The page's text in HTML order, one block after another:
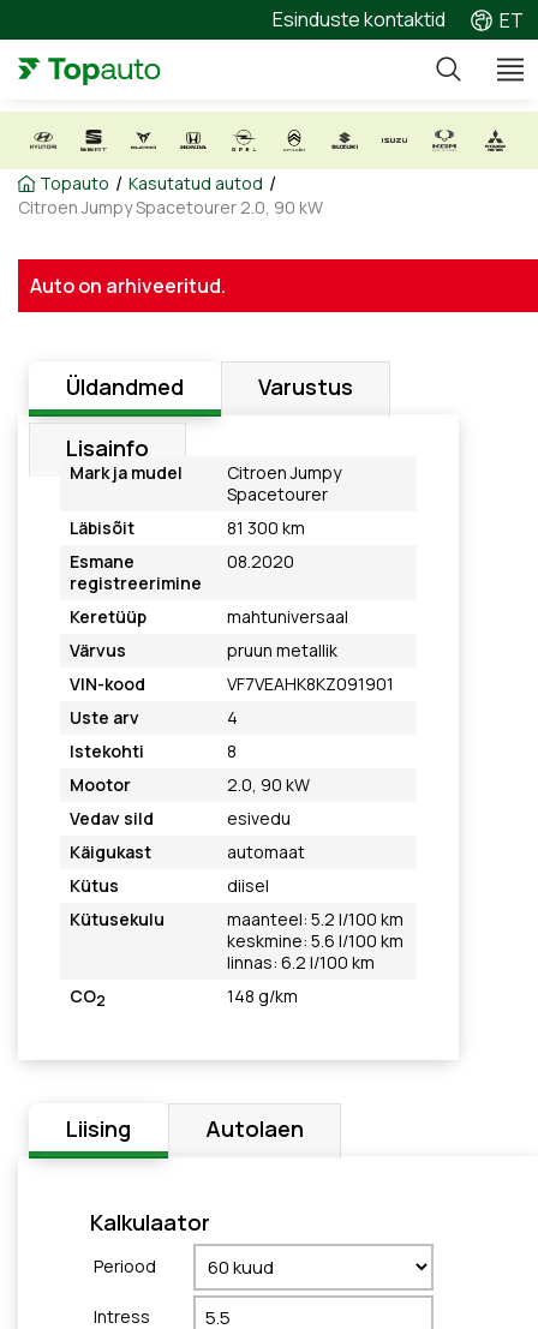
Esinduste kontaktid ET
Topauto / Kasutatud autod /
Citroen Jumpy Spacetourer 2.0, 90 kW
Auto on arhiveeritud.
Üldandmed Varustus
Lisainfo
Mark ja mudel
Citroen Jumpy
Spacetourer
Läbisõit
81 300 km
Esmane
registreerimine
08.2020
Keretüüp
mahtuniversaal
Värvus
pruun metallik
VIN-kood
VF7VEAHK8KZ091901
Uste arv
4
Istekohti
8
Mootor
2.0, 90 kW
Vedav sild
esivedu
Käigukast
automaat
Kütus
diisel
Kütusekulu
maanteel: 5.2 l/100 km
keskmine: 5.6 l/100 km
linnas: 6.2 l/100 km
CO2 148 g/km
Liising Autolaen
Kalkulaator
Periood
Intress